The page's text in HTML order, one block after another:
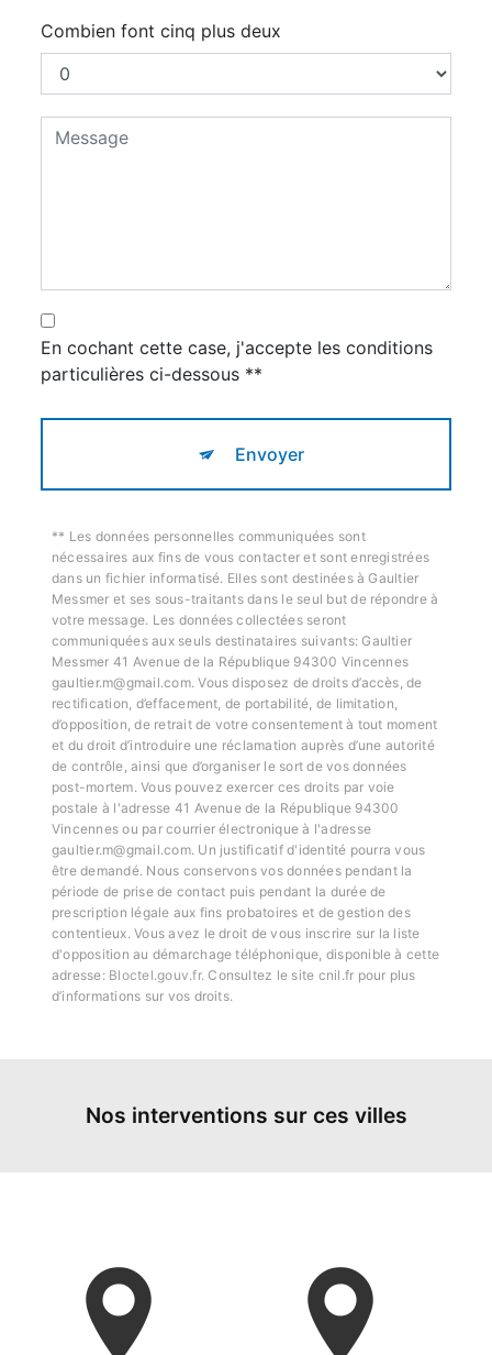
Combien font cinq plus deux
En cochant cette case, j'accepte les conditions
particulières ci-dessous **
Envoyer
** Les données personnelles communiquées sont
nécessaires aux fins de vous contacter et sont enregistrées
dans un fichier informatisé. Elles sont destinées à Gaultier
Messmer et ses sous-traitants dans le seul but de répondre à
votre message. Les données collectées seront
communiquées aux seuls destinataires suivants: Gaultier
Messmer 41 Avenue de la République 94300 Vincennes
gaultier.m@gmail.com. Vous disposez de droits d’accès, de
rectification, d’effacement, de portabilité, de limitation,
d’opposition, de retrait de votre consentement à tout moment
et du droit d’introduire une réclamation auprès d’une autorité
de contrôle, ainsi que d’organiser le sort de vos données
post-mortem. Vous pouvez exercer ces droits par voie
postale à l'adresse 41 Avenue de la République 94300
Vincennes ou par courrier électronique à l'adresse
gaultier.m@gmail.com. Un justificatif d'identité pourra vous
être demandé. Nous conservons vos données pendant la
période de prise de contact puis pendant la durée de
prescription légale aux fins probatoires et de gestion des
contentieux. Vous avez le droit de vous inscrire sur la liste
d'opposition au démarchage téléphonique, disponible à cette
adresse: Bloctel.gouv.fr. Consultez le site cnil.fr pour plus
d’informations sur vos droits.
Nos interventions sur ces villes